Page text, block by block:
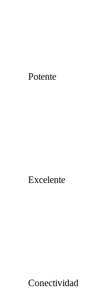
Potente
Excelente
Conectividad